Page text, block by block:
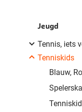
Jeugd
Tennis, iets
Tenniskids
Blauw,